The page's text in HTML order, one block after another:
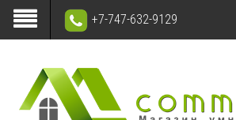
+7-747-632-9129